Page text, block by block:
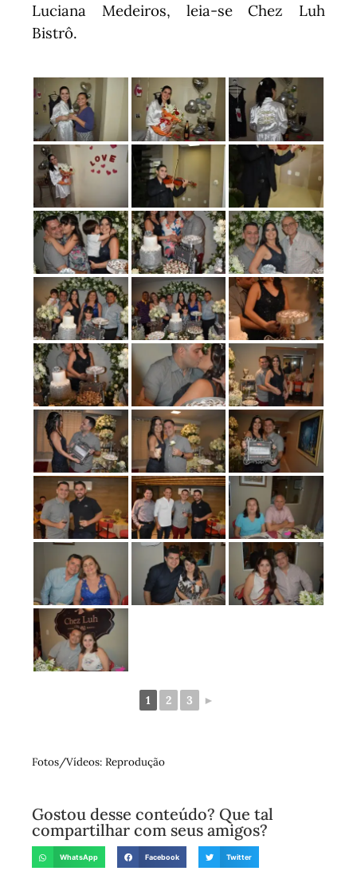
Luciana Medeiros, leia-se Chez Luh
Bistrô.
1 2 3 ►
Fotos/Vídeos: Reprodução
Gostou desse conteúdo? Que tal
compartilhar com seus amigos?
WhatsApp Facebook Twitter